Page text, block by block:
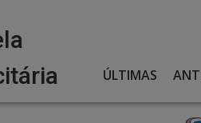
ÚLTIMAS